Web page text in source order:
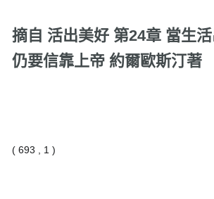
摘自 活出美好 第24章 當生活
仍要信靠上帝約爾歐斯汀著
( 693 , 1 )